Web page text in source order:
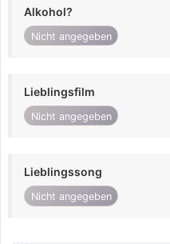
Alkohol?
Nicht angegeben
Lieblingsfilm
Nicht angegeben
Lieblingssong
Nicht angegeben